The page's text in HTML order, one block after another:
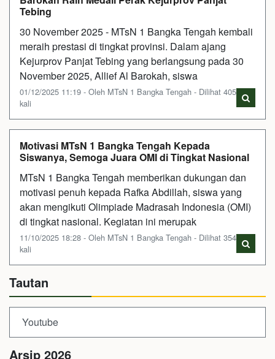
Tebing
30 November 2025 - MTsN 1 Bangka Tengah kembali
meraih prestasi di tingkat provinsi. Dalam ajang
Kejurprov Panjat Tebing yang berlangsung pada 30
November 2025, Allief Al Barokah, siswa
01/12/2025 11:19 - Oleh MTsN 1 Bangka Tengah - Dilihat 405
kali
Motivasi MTsN 1 Bangka Tengah Kepada
Siswanya, Semoga Juara OMI di Tingkat Nasional
MTsN 1 Bangka Tengah memberikan dukungan dan
motivasi penuh kepada Rafka Abdillah, siswa yang
akan mengikuti Olimpiade Madrasah Indonesia (OMI)
di tingkat nasional. Kegiatan ini merupak
11/10/2025 18:28 - Oleh MTsN 1 Bangka Tengah - Dilihat 354
kali
Tautan
Youtube
Arsip 2026